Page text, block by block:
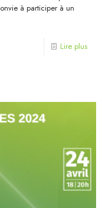
à participer à un
Lire plus